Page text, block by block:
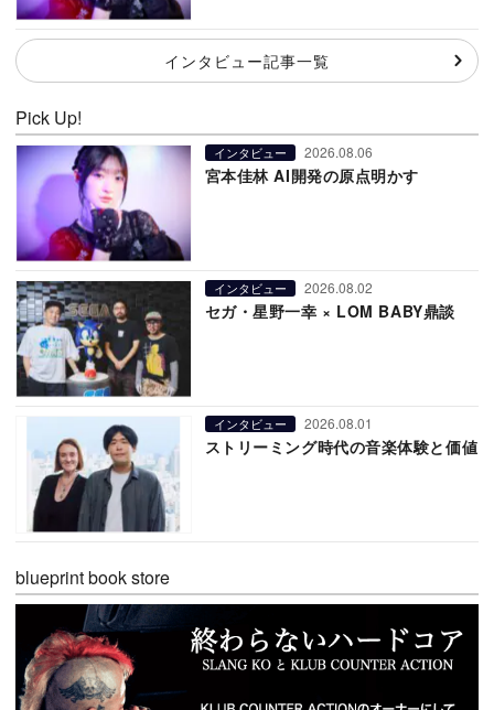
インタビュー記事一覧
Pick Up!
インタビュー 2026.08.06
宮本佳林 AI開発の原点明かす
インタビュー 2026.08.02
セガ・星野一幸 × LOM BABY鼎談
インタビュー 2026.08.01
ストリーミング時代の音楽体験と価値
blueprint book store